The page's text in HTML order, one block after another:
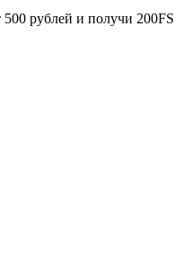
рублей и получи 200FS